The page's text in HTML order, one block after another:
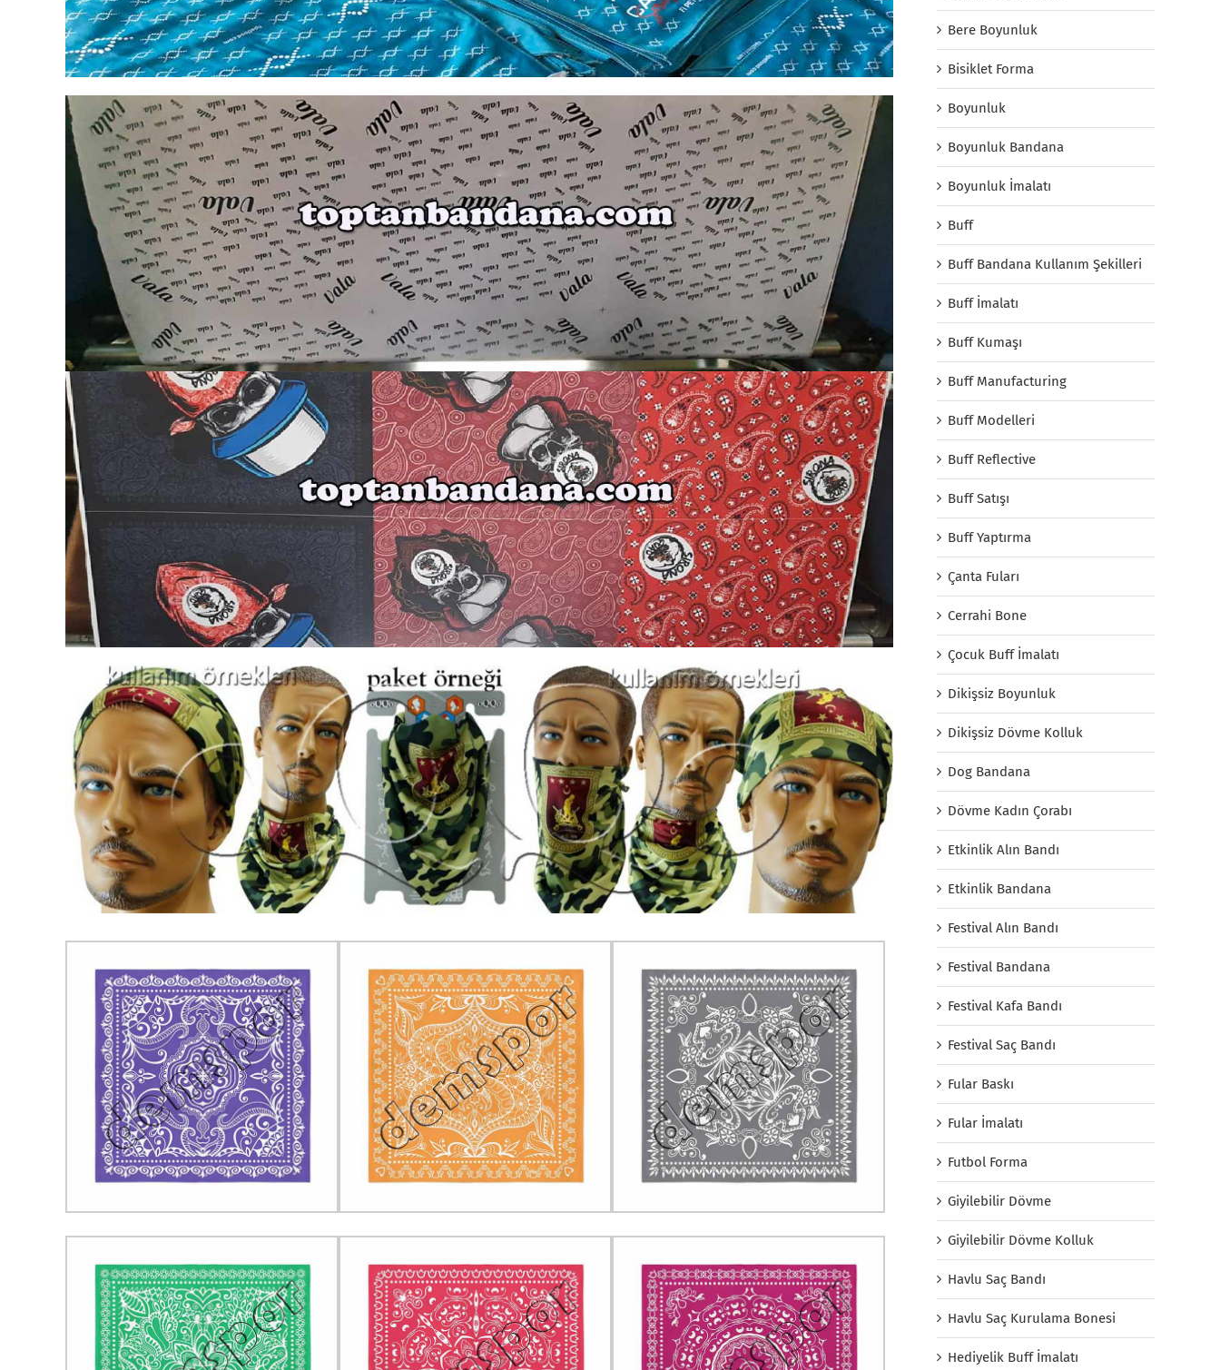
Bere Boyunluk
Bisiklet Forma
Boyunluk
Boyunluk Bandana
Boyunluk İmalatı
Buff
Buff Bandana Kullanım Şekilleri
Buff İmalatı
Buff Kumaşı
Buff Manufacturing
Buff Modelleri
Buff Reflective
Buff Satışı
Buff Yaptırma
Çanta Fuları
Cerrahi Bone
Çocuk Buff İmalatı
Dikişsiz Boyunluk
Dikişsiz Dövme Kolluk
Dog Bandana
Dövme Kadın Çorabı
Etkinlik Alın Bandı
Etkinlik Bandana
Festival Alın Bandı
Festival Bandana
Festival Kafa Bandı
Festival Saç Bandı
Fular Baskı
Fular İmalatı
Futbol Forma
Giyilebilir Dövme
Giyilebilir Dövme Kolluk
Havlu Saç Bandı
Havlu Saç Kurulama Bonesi
Hediyelik Buff İmalatı